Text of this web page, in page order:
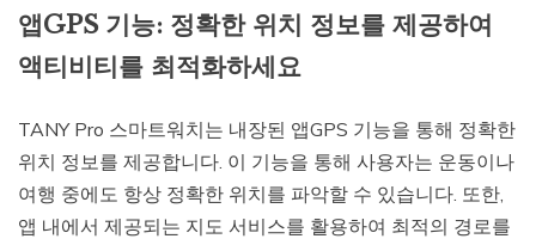
앱GPS 기능: 정확한 위치 정보를 제공하여
액티비티를 최적화하세요
TANY Pro 스마트워치는 내장된 앱GPS 기능을 통해 정확한
위치 정보를 제공합니다. 이 기능을 통해 사용자는 운동이나
여행 중에도 항상 정확한 위치를 파악할 수 있습니다. 또한,
앱 내에서 제공되는 지도 서비스를 활용하여 최적의 경로를